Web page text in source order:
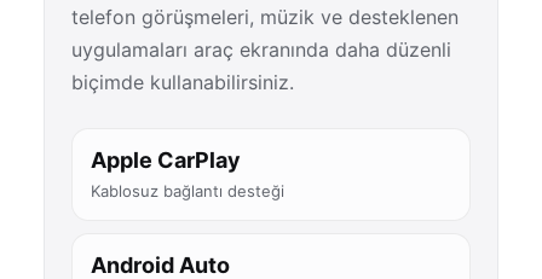
telefon görüşmeleri, müzik ve desteklenen
uygulamaları araç ekranında daha düzenli
biçimde kullanabilirsiniz.
Apple CarPlay
Kablosuz bağlantı desteği
Android Auto